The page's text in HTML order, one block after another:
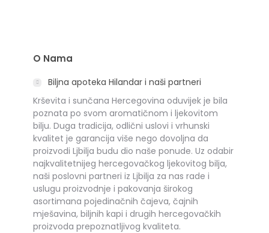
O Nama
Biljna apoteka Hilandar i naši partneri
Krševita i sunčana Hercegovina oduvijek je bila
poznata po svom aromatičnom i ljekovitom
bilju. Duga tradicija, odlični uslovi i vrhunski
kvalitet je garancija više nego dovoljna da
proizvodi Ljbilja budu dio naše ponude. Uz odabir
najkvalitetnijeg hercegovačkog ljekovitog bilja,
naši poslovni partneri iz Ljbilja za nas rade i
uslugu proizvodnje i pakovanja širokog
asortimana pojedinačnih čajeva, čajnih
mješavina, biljnih kapi i drugih hercegovačkih
proizvoda prepoznatljivog kvaliteta.